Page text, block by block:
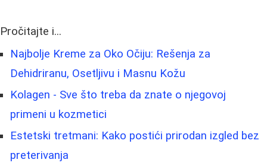
Pročitajte i...
Najbolje Kreme za Oko Očiju: Rešenja za
Dehidriranu, Osetljivu i Masnu Kožu
Kolagen - Sve što treba da znate o njegovoj
primeni u kozmetici
Estetski tretmani: Kako postići prirodan izgled bez
preterivanja